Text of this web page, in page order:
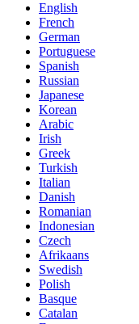
English
French
German
Portuguese
Spanish
Russian
Japanese
Korean
Arabic
Irish
Greek
Turkish
Italian
Danish
Romanian
Indonesian
Czech
Afrikaans
Swedish
Polish
Basque
Catalan